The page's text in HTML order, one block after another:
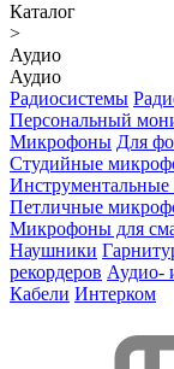
Каталог
>
Аудио
Аудио
Радиосистемы
Персональный
Микрофоны Для
Студийные
Петличные
Микрофоны для
Наушники
рекордеров Аудио-
Кабели Интерком